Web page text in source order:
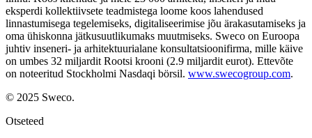
eksperdi kollektiivsete teadmistega loome koos lahendused
linnastumisega tegelemiseks, digitaliseerimise jõu ärakasutamiseks ja
oma ühiskonna jätkusuutlikumaks muutmiseks. Sweco on Euroopa
juhtiv inseneri- ja arhitektuurialane konsultatsioonifirma, mille käive
on umbes 32 miljardit Rootsi krooni (2.9 miljardit eurot). Ettevõte
on noteeritud Stockholmi Nasdaqi börsil. www.swecogroup.com.
© 2025 Sweco.
Otseteed